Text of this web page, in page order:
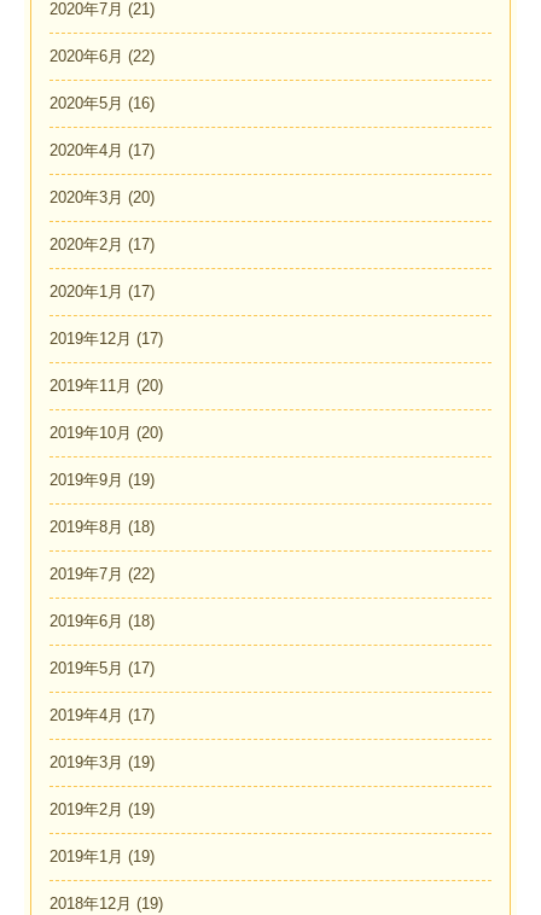
2020年7月 (21)
2020年6月 (22)
2020年5月 (16)
2020年4月 (17)
2020年3月 (20)
2020年2月 (17)
2020年1月 (17)
2019年12月 (17)
2019年11月 (20)
2019年10月 (20)
2019年9月 (19)
2019年8月 (18)
2019年7月 (22)
2019年6月 (18)
2019年5月 (17)
2019年4月 (17)
2019年3月 (19)
2019年2月 (19)
2019年1月 (19)
2018年12月 (19)